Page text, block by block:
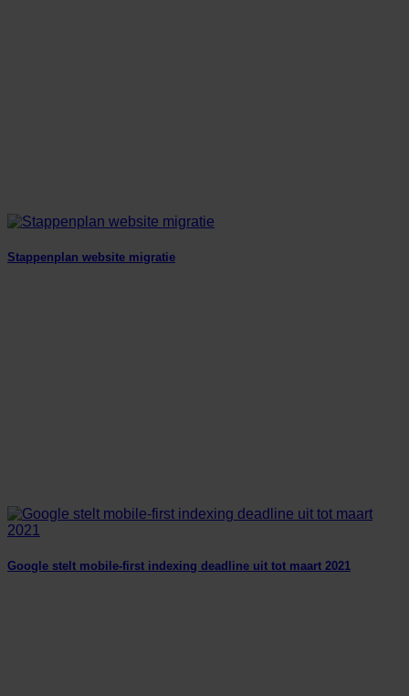
Stappenplan website migratie
Google stelt mobile-first indexing deadline uit tot maart 2021